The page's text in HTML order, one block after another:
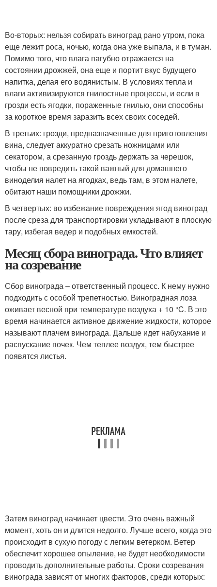
Во-вторых: нельзя собирать виноград рано утром, пока
еще лежит роса, ночью, когда она уже выпала, и в туман.
Помимо того, что влага пагубно отражается на
состоянии дрожжей, она еще и портит вкус будущего
напитка, делая его водянистым. В условиях тепла и
влаги активизируются гнилостные процессы, и если в
грозди есть ягодки, пораженные гнилью, они способны
за короткое время заразить всех своих соседей.
В третьих: грозди, предназначенные для приготовления
вина, следует аккуратно срезать ножницами или
секатором, а срезанную гроздь держать за черешок,
чтобы не повредить такой важный для домашнего
виноделия налет на ягодках, ведь там, в этом налете,
обитают наши помощники дрожжи.
В четвертых: во избежание повреждения ягод виноград
после среза для транспортировки укладывают в плоскую
тару, избегая ведер и подобных емкостей.
Месяц сбора винограда. Что влияет
на созревание
Сбор винограда – ответственный процесс. К нему нужно
подходить с особой трепетностью. Виноградная лоза
оживает весной при температуре воздуха + 10 °C. В это
время начинается активное движение жидкости, которое
называют плачем винограда. Дальше идет набухание и
распускание почек. Чем теплее воздух, тем быстрее
появятся листья.
Затем виноград начинает цвести. Это очень важный
момент, хоть он и длится недолго. Лучше всего, когда это
происходит в сухую погоду с легким ветерком. Ветер
обеспечит хорошее опыление, не будет необходимости
проводить дополнительные работы. Сроки созревания
винограда зависят от многих факторов, среди которых: